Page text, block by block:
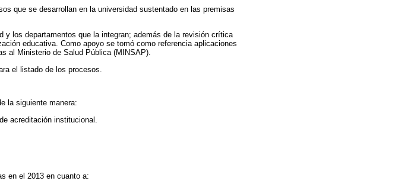
que se desarrollan en la universidad sustentado en las premisas
y los departamentos que la integran; además de la revisión crítica
educativa. Como apoyo se tomó como referencia aplicaciones
al Ministerio de Salud Pública (MINSAP).
el listado de los procesos.
la siguiente manera:
acreditación institucional.
en el 2013 en cuanto a: